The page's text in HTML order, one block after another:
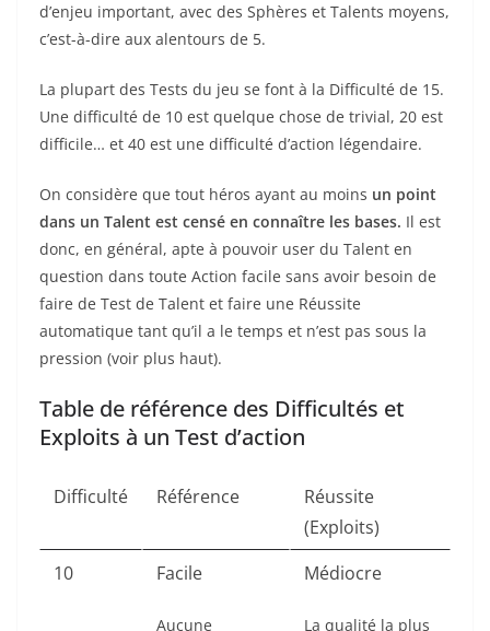
d’enjeu important, avec des Sphères et Talents moyens,
c’est-à-dire aux alentours de 5.
La plupart des Tests du jeu se font à la Difficulté de 15.
Une difficulté de 10 est quelque chose de trivial, 20 est
difficile… et 40 est une difficulté d’action légendaire.
On considère que tout héros ayant au moins un point
dans un Talent est censé en connaître les bases. Il est
donc, en général, apte à pouvoir user du Talent en
question dans toute Action facile sans avoir besoin de
faire de Test de Talent et faire une Réussite
automatique tant qu’il a le temps et n’est pas sous la
pression (voir plus haut).
Table de référence des Difficultés et
Exploits à un Test d’action
Difficulté Référence
Réussite
(Exploits)
10
Facile
Aucune
Médiocre
La qualité la plus